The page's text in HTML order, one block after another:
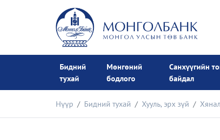
Бидний
тухай
Мөнгөний
бодлого
Санхүүгийн
байдал
Нүүр Бидний тухай Хууль, эрх зүй